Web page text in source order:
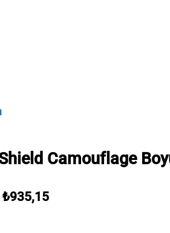
Camouflage
Orijinal
₺935,15Şu